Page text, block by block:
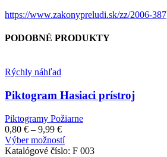
https://www.zakonypreludi.sk/zz/2006-387
PODOBNÉ PRODUKTY
Rýchly náhľad
Piktogram Hasiaci prístroj
Piktogramy Požiarne
0,80 € – 9,99 €Price
range:
0,80 €
Výber možnostíTento
produkt
Katalógové číslo: F 003